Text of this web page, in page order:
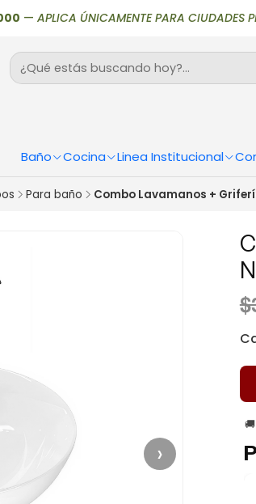
Baño Cocina Linea Institucional
APLICA ÚNICAMENTE PARA CIUDADES
Para baño Combo Lavamanos +
›